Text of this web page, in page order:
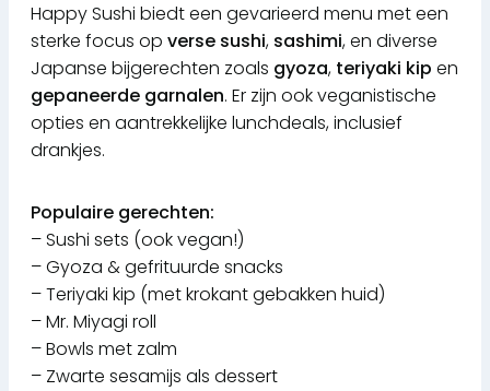
Happy Sushi biedt een gevarieerd menu met een
sterke focus op verse sushi, sashimi, en diverse
Japanse bijgerechten zoals gyoza, teriyaki kip en
gepaneerde garnalen. Er zijn ook veganistische
opties en aantrekkelijke lunchdeals, inclusief
drankjes.
Populaire gerechten:
– Sushi sets (ook vegan!)
– Gyoza & gefrituurde snacks
– Teriyaki kip (met krokant gebakken huid)
– Mr. Miyagi roll
– Bowls met zalm
– Zwarte sesamijs als dessert